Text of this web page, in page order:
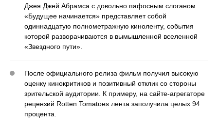
Джея Джей Абрамса с довольно пафосным слоганом
«Будущее начинается» представляет собой
одиннадцатую полнометражную киноленту, события
которой разворачиваются в вымышленной вселенной
«Звездного пути».
После официального релиза фильм получил высокую
оценку кинокритиков и позитивный отклик со стороны
зрительской аудитории. К примеру, на сайте-агрегаторе
рецензий Rotten Tomatoes лента заполучила целых 94
процента.